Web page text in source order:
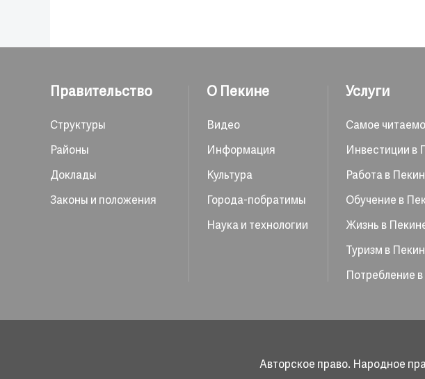
Правительство
Структуры
Районы
Доклады
Законы и положения
О Пекине
Видео
Информация
Культура
Города-побратимы
Наука и технологии
Услуги
Самое
Инвестиции в
Работа в
Обучение в
Жизнь в
Туризм в
Потребление
Авторское право. Народное